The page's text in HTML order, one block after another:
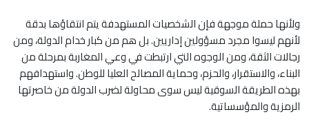
ولأنها حملة موجهة فإن الشخصيات المستهدفة يتم انتقاؤها بدقة
لأنهم ليسوا مجرد مسؤولين إداريين. بل هم من كبار خدام ‏الدولة، ومن
رجالات الثقة، ومن الوجوه التي ارتبطت في وعي المغاربة بمرحلة من
البناء، والاستقرار، والحزم، وحماية ‏المصالح العليا للوطن. واستهدافهم
بهذه الطريقة السوقية ليس سوى محاولة لضرب الدولة من خاصرتها
الرمزية والمؤسساتية.‏